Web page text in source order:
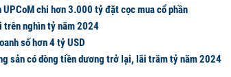
chi hơn 3.000 tỷ đặt cọc mua cổ phần
trên nghìn tỷ năm 2024
số hơn 4 tỷ USD
sản có dòng tiền dương trở lại, lãi trăm tỷ năm 2024